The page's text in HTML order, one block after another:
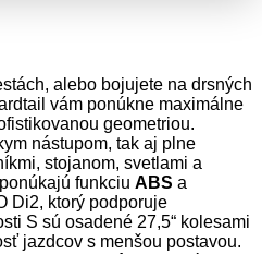
alebo bojujete na drsných
vám ponúkne maximálne
geometriou.
nástupom, tak aj plne
stojanom, svetlami a
funkciu ABS a
Di2, ktorý podporuje
S sú osadené 27,5“ kolesami
jazdcov s menšou postavou.